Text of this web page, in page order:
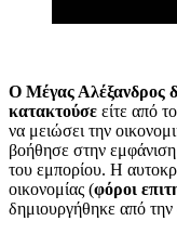
Ο Μέγας Αλέξανδρος
κατακτούσε είτε από
να μειώσει την
βοήθησε στην
του εμπορίου. Η
οικονομίας (φόροι
δημιουργήθηκε από